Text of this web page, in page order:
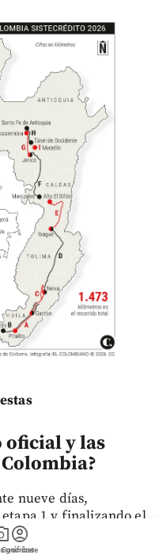
gráficos
account_circle
Suscríbete
oficial y las
nueve días,
1 y finalizando el
los ciclistas
a través de